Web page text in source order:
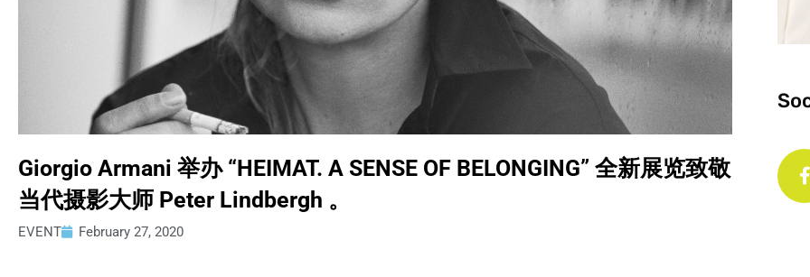
Giorgio Armani 举办 “HEIMAT. A SENSE OF BELONGING” 全新展览致敬
当代摄影大师 Peter Lindbergh 。
EVENT February 27, 2020
c